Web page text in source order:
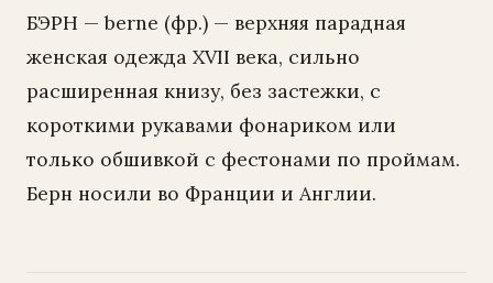
БЭРН — berne (фр.) — верхняя парадная
женская одежда XVII века, сильно
расширенная книзу, без застежки, с
короткими рукавами фонариком или
только обшивкой с фестонами по проймам.
Берн носили во Франции и Англии.